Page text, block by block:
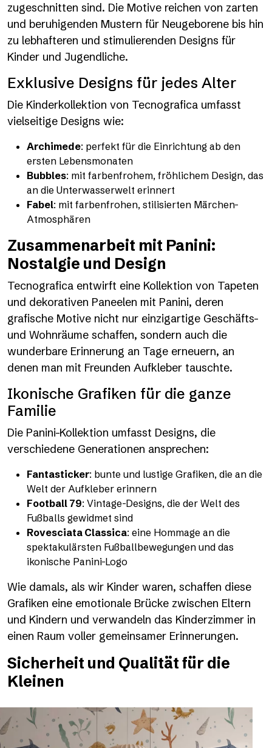
zugeschnitten sind. Die Motive reichen von zarten
und beruhigenden Mustern für Neugeborene bis hin
zu lebhafteren und stimulierenden Designs für
Kinder und Jugendliche.
Exklusive Designs für jedes Alter
Die Kinderkollektion von Tecnografica umfasst
vielseitige Designs wie:
Archimede: perfekt für die Einrichtung ab den
ersten Lebensmonaten
Bubbles: mit farbenfrohem, fröhlichem Design, das
an die Unterwasserwelt erinnert
Fabel: mit farbenfrohen, stilisierten Märchen-
Atmosphären
Zusammenarbeit mit Panini:
Nostalgie und Design
Tecnografica entwirft eine Kollektion von Tapeten
und dekorativen Paneelen mit Panini, deren
grafische Motive nicht nur einzigartige Geschäfts-
und Wohnräume schaffen, sondern auch die
wunderbare Erinnerung an Tage erneuern, an
denen man mit Freunden Aufkleber tauschte.
Ikonische Grafiken für die ganze
Familie
Die Panini-Kollektion umfasst Designs, die
verschiedene Generationen ansprechen:
Fantasticker: bunte und lustige Grafiken, die an die
Welt der Aufkleber erinnern
Football 79: Vintage-Designs, die der Welt des
Fußballs gewidmet sind
Rovesciata Classica: eine Hommage an die
spektakulärsten Fußballbewegungen und das
ikonische Panini-Logo
Wie damals, als wir Kinder waren, schaffen diese
Grafiken eine emotionale Brücke zwischen Eltern
und Kindern und verwandeln das Kinderzimmer in
einen Raum voller gemeinsamer Erinnerungen.
Sicherheit und Qualität für die
Kleinen